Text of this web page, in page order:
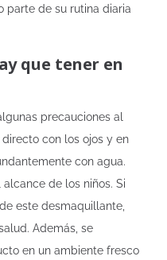
parte de su rutina diaria
que tener en
precauciones al
con los ojos y en
con agua.
de los niños. Si
este desmaquillante,
Además, se
en un ambiente fresco